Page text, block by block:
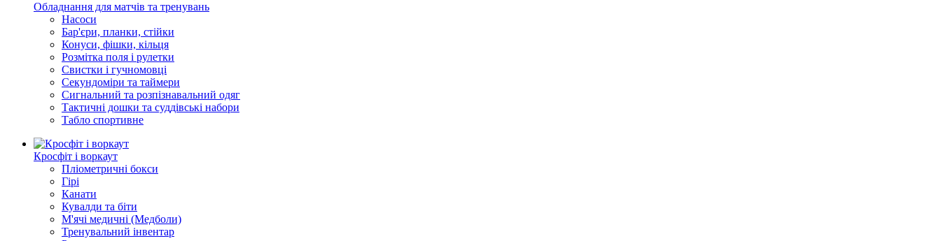
Обладнання для матчів та тренувань
Насоси
Бар'єри, планки, стійки
Конуси, фішки, кільця
Розмітка поля і рулетки
Свистки і гучномовці
Секундоміри та таймери
Сигнальний та розпізнавальний одяг
Тактичні дошки та суддівські набори
Табло спортивне
Кросфіт і воркаут
Пліометричні бокси
Гірі
Канати
Кувалди та біти
М'ячі медичні (Медболи)
Тренувальний інвентар